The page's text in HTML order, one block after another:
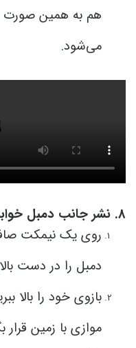
هم به همین صورت
می‌شود.
8. نشر جانب دمبل خوابیده به پهلو
روی یک نیمکت
دمبل را در دست
بازوی خود را بالا
موازی با زمین قرار